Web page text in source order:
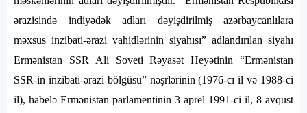
ərazisində indiyədək adları dəyişdirilmiş azərbaycanlılara
məxsus inzibati-ərazi vahidlərinin siyahısı” adlandırılan siyahı
Ermənistan SSR Ali Soveti Rəyasət Heyətinin “Ermənistan
SSR-in inzibati-ərazi bölgüsü” nəşrlərinin (1976-cı il və 1988-ci
il), habelə Ermənistan parlamentinin 3 aprel 1991-ci il, 8 avqust